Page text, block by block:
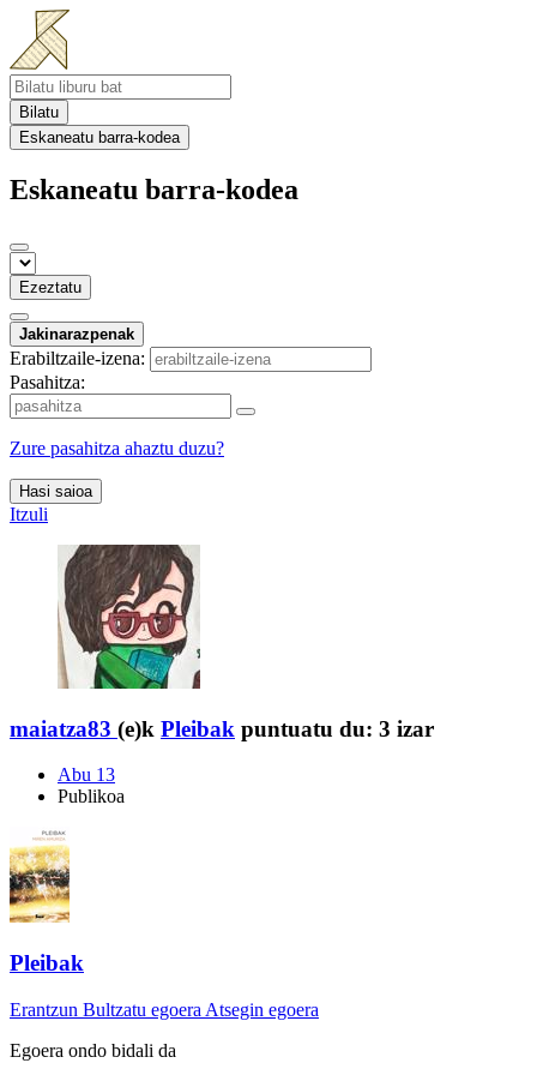
Bilatu
Eskaneatu barra-kodea
Eskaneatu barra-kodea
Ezeztatu
Jakinarazpenak
Erabiltzaile-izena:
Pasahitza:
Zure pasahitza ahaztu duzu?
Hasi saioa
Itzuli
maiatza83 (e)k Pleibak puntuatu du: 3 izar
Abu 13
Publikoa
Pleibak
Erantzun Bultzatu egoera Atsegin egoera
Egoera ondo bidali da